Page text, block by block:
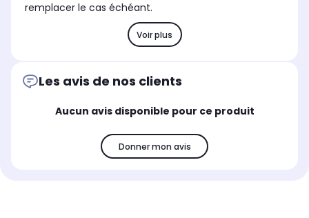
remplacer le cas échéant.
Voir plus
Les avis de nos clients
Aucun avis disponible pour ce produit
Donner mon avis